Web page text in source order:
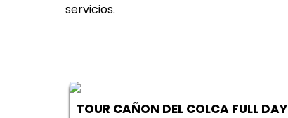
servicios.
TOUR CAÑON DEL COLCA FULL DAY |